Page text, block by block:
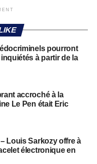
pourront
à partir de la
accroché à la
Le Pen était Eric
Louis Sarkozy offre à
électronique en